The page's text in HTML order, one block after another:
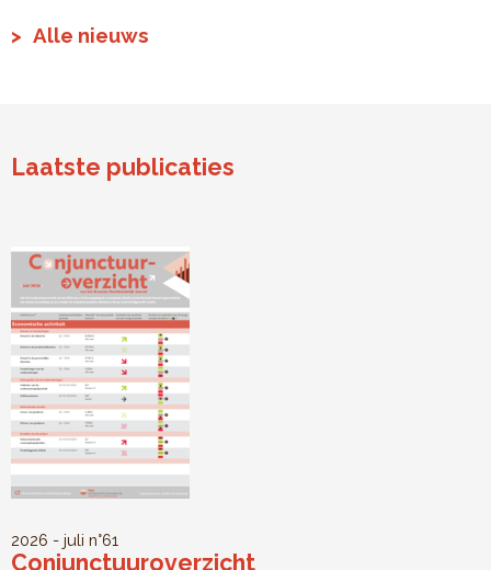
Alle nieuws
Laatste publicaties
2026 - juli n°61
Conjunctuuroverzicht